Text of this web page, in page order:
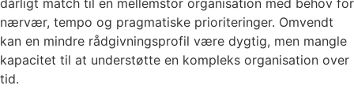
nærvær, tempo og pragmatiske prioriteringer. Omvendt
kan en mindre rådgivningsprofil være dygtig, men mangle
kapacitet til at understøtte en kompleks organisation over
tid.